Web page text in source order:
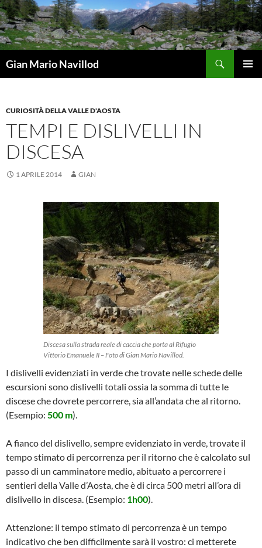
Vai
al
contenuto
Gian Mario Navillod
CURIOSITÀ DELLA VALLE D'AOSTA
TEMPI E DISLIVELLI IN
DISCESA
1 APRILE 2014 GIAN
Discesa sulla strada reale di caccia che porta al Rifugio
Vittorio Emanuele II – Foto di Gian Mario Navillod.
I dislivelli evidenziati in verde che trovate nelle schede delle
escursioni sono dislivelli totali ossia la somma di tutte le
discese che dovrete percorrere, sia all’andata che al ritorno.
(Esempio: 500 m).
A fianco del dislivello, sempre evidenziato in verde, trovate il
tempo stimato di percorrenza per il ritorno che è calcolato sul
passo di un camminatore medio, abituato a percorrere i
sentieri della Valle d’Aosta, che è di circa 500 metri all’ora di
dislivello in discesa. (Esempio: 1h00).
Attenzione: il tempo stimato di percorrenza è un tempo
indicativo che ben difficilmente sarà il vostro: ci metterete